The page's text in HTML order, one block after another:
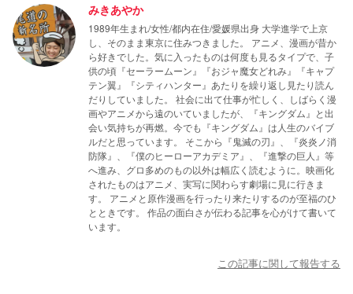
みきあやか
1989年生まれ/女性/都内在住/愛媛県出身 大学進学で上京
し、そのまま東京に住みつきました。 アニメ、漫画が昔か
ら好きでした。気に入ったものは何度も見るタイプで、子
供の頃『セーラームーン』『おジャ魔女どれみ』『キャプ
テン翼』『シティハンター』あたりを繰り返し見たり読ん
だりしていました。 社会に出て仕事が忙しく、しばらく漫
画やアニメから遠のいていましたが、『キングダム』と出
会い気持ちが再燃。今でも『キングダム』は人生のバイブ
ルだと思っています。 そこから『鬼滅の刃』、『炎炎ノ消
防隊』、『僕のヒーローアカデミア』、『進撃の巨人』等
へ進み、グロ多めのもの以外は幅広く読むように。映画化
されたものはアニメ、実写に関わらす劇場に見に行きま
す。 アニメと原作漫画を行ったり来たりするのが至福のひ
とときです。 作品の面白さが伝わる記事を心がけて書いて
います。
この記事に関して報告する